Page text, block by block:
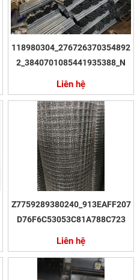
118980304_276726370354892
2_3840701085441935388_N
Liên hệ
Z7759289380240_913EAFF207
D76F6C53053C81A788C723
Liên hệ